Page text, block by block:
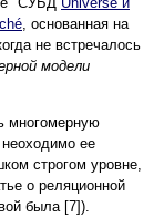
, основанная на
не встречалось
модели
многомерную
ее
строгом уровне,
о реляционной
была [7]).